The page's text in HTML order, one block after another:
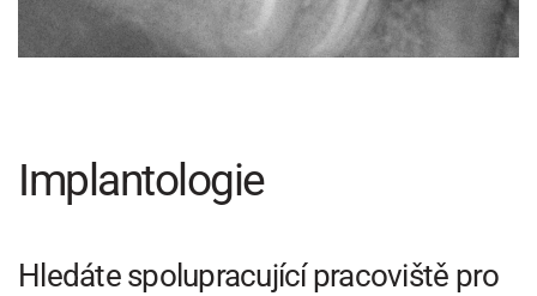
Implantologie
Hledáte spolupracující pracoviště pro